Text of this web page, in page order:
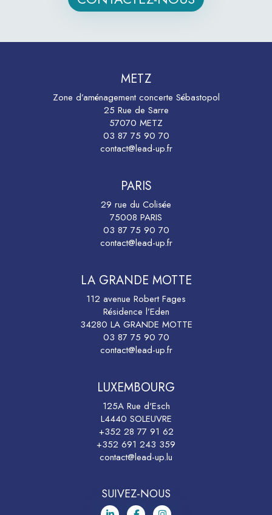
METZ
Zone d’aménagement concerte Sébastopol
25 Rue de Sarre
57070 METZ
03 87 75 90 70
contact@lead-up.fr
PARIS
29 rue du Colisée
75008 PARIS
03 87 75 90 70
contact@lead-up.fr
LA GRANDE MOTTE
112 avenue Robert Fages
Résidence l’Eden
34280 LA GRANDE MOTTE
03 87 75 90 70
contact@lead-up.fr
LUXEMBOURG
125A Rue d'Esch
L4440 SOLEUVRE
+352 28 77 91 62
+352 691 243 359
contact@lead-up.lu
SUIVEZ-NOUS